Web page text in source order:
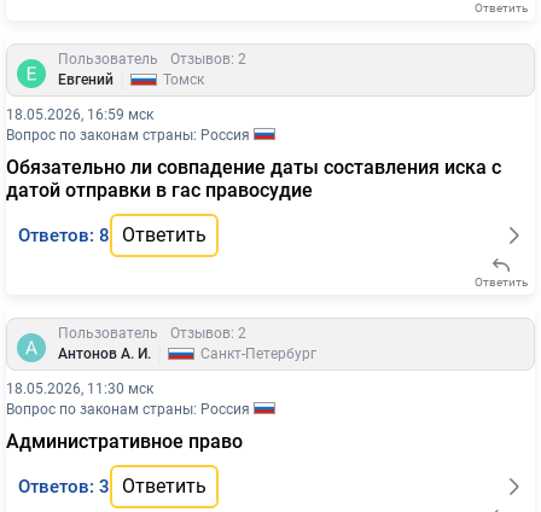
Ответить
Пользователь
Отзывов: 2
Евгений
Томск
18.05.2026, 16:59 мск
Вопрос по законам страны: Россия
Обязательно ли совпадение даты составления иска с
датой отправки в гас правосудие
Ответов: 8 Ответить
Ответить
Пользователь
Отзывов: 2
Антонов А. И.
Санкт-Петербург
18.05.2026, 11:30 мск
Вопрос по законам страны: Россия
Административное право
Ответов: 3 Ответить